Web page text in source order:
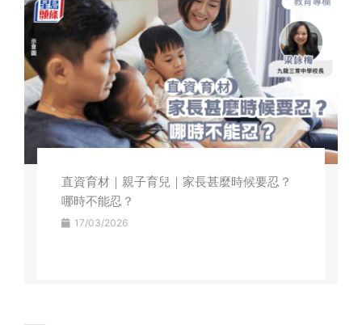
直資育材｜親子育兒｜家長甚麼時候要忍？
哪時不能忍？
17/03/2026